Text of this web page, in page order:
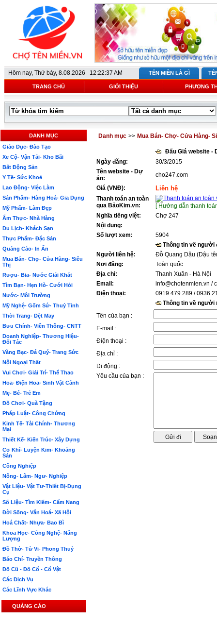
Hôm nay, Thứ bày, 8.08.2026 12:22:37 AM TÊN MIỀN LÀ GÌ
TRANG CHỦ GIỚI THIỆU PHƯƠNG
DANH MỤC
Giáo Dục- Đào Tạo
Xe Cộ- Vận Tải- Kho Bãi
Bất Động Sản
Y Tế- Sức Khoẻ
Lao Động- Việc Làm
Sản Phẩm- Hàng Hoá- Gia Dụng
Mỹ Phẩm- Làm Đẹp
Ẩm Thực- Nhà Hàng
Du Lịch- Khách Sạn
Thực Phẩm- Đặc Sản
Quảng Cáo- In Ấn
Mua Bán- Chợ- Cửa Hàng- Siêu
Thị
Rượu- Bia- Nước Giải Khát
Tìm Bạn- Hẹn Hò- Cưới Hỏi
Nước- Môi Trường
Mỹ Nghệ- Gốm Sứ- Thuỷ Tinh
Thời Trang- Dệt May
Bưu Chính- Viễn Thông- CNTT
Doanh Nghiệp- Thương Hiệu-
Đối Tác
Vàng Bạc- Đá Quý- Trang Sức
Nội Ngoại Thất
Vui Chơi- Giải Trí- Thể Thao
Hoa- Điện Hoa- Sinh Vật Cảnh
Mẹ- Bé- Trẻ Em
Đồ Chơi- Quà Tặng
Pháp Luật- Công Chứng
Kinh Tế- Tài Chính- Thương
Mại
Thiết Kế- Kiến Trúc- Xây Dựng
Cơ Khí- Luyện Kim- Khoáng
Sản
Công Nghiệp
Nông- Lâm- Ngư- Nghiệp
Vật Liệu- Vật Tư-Thiết Bị-Dụng
Cụ
Số Liệu- Tìm Kiếm- Cẩm Nang
Đời Sống- Văn Hoá- Xã Hội
Hoá Chất- Nhựa- Bao Bì
Khoa Học- Công Nghệ- Năng
Lượng
Đồ Thờ- Tử Vi- Phong Thuỷ
Báo Chí- Truyền Thông
Đồ Cũ - Đồ Cổ - Cổ Vật
Các Dịch Vụ
Các Lĩnh Vực Khác
QUẢNG CÁO
Danh mục >> Mua Bán- Chợ- Cửa Hàng-
Đấu Giá website -
Ngày đăng:
30/3/2015
Tên website - Dự
án:
cho247.com
Giá (VNĐ):
Liên hệ
Thanh toán an toàn
qua BảoKim.vn:
[ Hướng dẫn thanh
Nghĩa tiếng việt:
Chợ 247
Nội dung:
Số lượt xem:
5904
Thông tin về người
Người liên hệ:
Đỗ Quang Dậu (Dậu
Nơi đăng:
Toàn quốc
Địa chỉ:
Thanh Xuân - Hà Nội
Email:
info@chotenmien.vn /
Điện thoại:
0919.479.289 /
Thông tin về người
Tên của bạn :
E-mail :
Điện thoại :
Địa chỉ :
Di động :
Yêu cầu của bạn :